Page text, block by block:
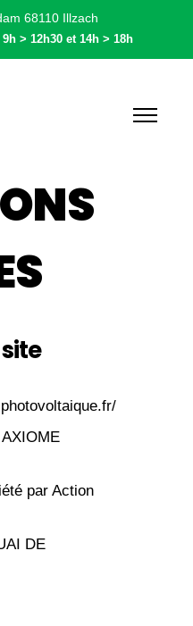
68110 Illzach
> 12h30 et 14h > 18h
par Action
DE